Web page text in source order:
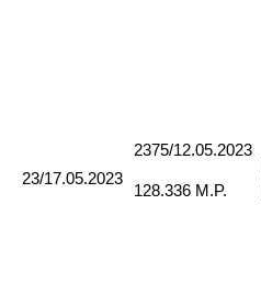
23/17.05.2023
2375/12.05.2023
128.336 M.P.